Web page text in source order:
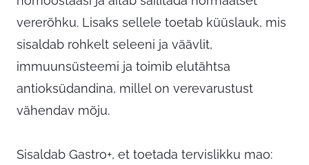
vererõhku. Lisaks sellele toetab küüslauk, mis
sisaldab rohkelt seleeni ja väävlit,
immuunsüsteemi ja toimib elutähtsa
antioksüdandina, millel on verevarustust
vähendav mõju.
Sisaldab Gastro+, et toetada tervislikku mao: